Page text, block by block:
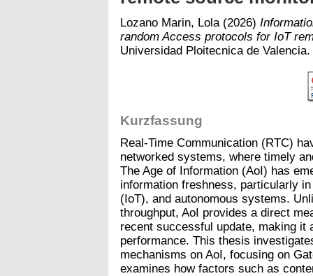
Lozano Marin, Lola (2026)
random Access protocols for IoT
Universidad Ploitecnica de Valencia.
Kurzfassung
Real-Time Communication (RTC)
networked systems, where timely
The Age of Information (AoI) has
information freshness, particularly
(IoT), and autonomous systems.
throughput, AoI provides a direct
recent successful update, making
performance. This thesis
mechanisms on AoI, focusing on
examines how factors such as